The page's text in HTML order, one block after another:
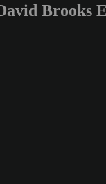
Enter
Brooks